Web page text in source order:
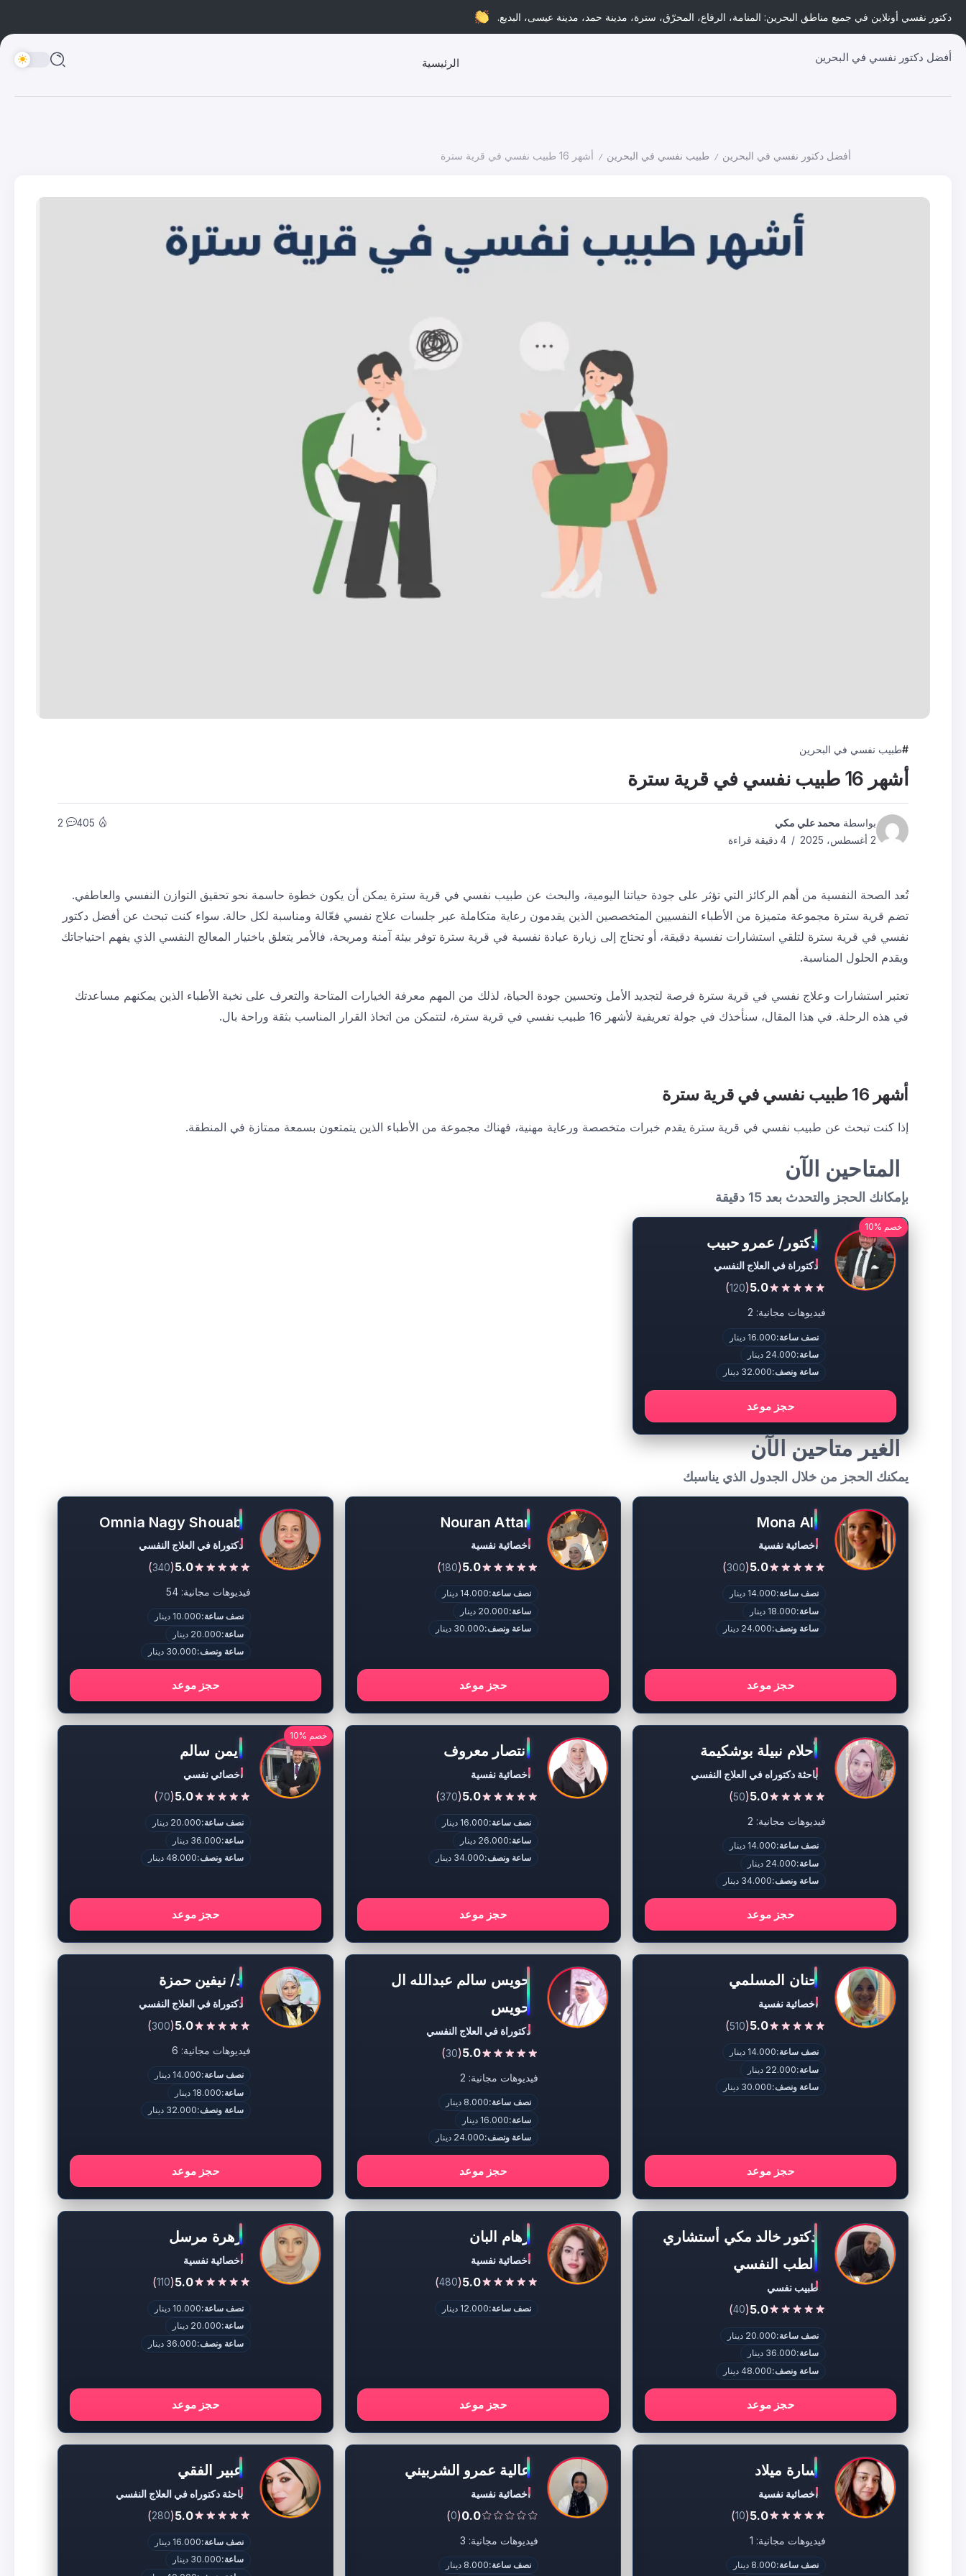
دكتور نفسي أونلاين في جميع مناطق البحرين: المنامة، الرفاع، المحرّق، سترة، مدينة حمد، مدينة عيسى، البديع.
أفضل دكتور نفسي في البحرين الرئيسية
أفضل دكتور نفسي في البحرين / طبيب نفسي في البحرين / أشهر 16 طبيب نفسي في قرية سترة
طبيب نفسي في البحرين
أشهر 16 طبيب نفسي في قرية سترة
بواسطة محمد علي مكي
2 أغسطس، 2025
405
2
تُعد الصحة النفسية من أهم الركائز التي تؤثر على جودة حياتنا اليومية، والبحث عن طبيب نفسي في قرية سترة يمكن أن يكون خطوة حاسمة نحو تحقيق التوازن النفسي والعاطفي.
تضم قرية سترة مجموعة متميزة من الأطباء النفسيين المتخصصين الذين يقدمون رعاية متكاملة عبر جلسات علاج نفسي فعّالة ومناسبة لكل حالة. سواء كنت تبحث عن أفضل دكتور
نفسي في قرية سترة لتلقي استشارات نفسية دقيقة، أو تحتاج إلى زيارة عيادة نفسية في قرية سترة توفر بيئة آمنة ومريحة، فالأمر يتعلق باختيار المعالج النفسي الذي يفهم احتياجاتك
ويقدم الحلول المناسبة.
تعتبر استشارات وعلاج نفسي في قرية سترة فرصة لتجديد الأمل وتحسين جودة الحياة، لذلك من المهم معرفة الخيارات المتاحة والتعرف على نخبة الأطباء الذين يمكنهم مساعدتك
في هذه الرحلة. في هذا المقال، سنأخذك في جولة تعريفية لأشهر 16 طبيب نفسي في قرية سترة، لتتمكن من اتخاذ القرار المناسب بثقة وراحة بال.
أشهر 16 طبيب نفسي في قرية سترة
إذا كنت تبحث عن طبيب نفسي في قرية سترة يقدم خبرات متخصصة ورعاية مهنية، فهناك مجموعة من الأطباء الذين يتمتعون بسمعة ممتازة في المنطقة.
المتاحين الآن
بإمكانك الحجز والتحدث بعد 15 دقيقة
خصم %10
دكتور/ عمرو حبيب
دكتوراة في العلاج النفسي
5.0
(
120
)
فيديوهات مجانية: 2
نصف ساعة:16.000 دينار
ساعة:24.000 دينار
ساعة ونصف:32.000 دينار
حجز موعد
الغير متاحين الآن
يمكنك الحجز من خلال الجدول الذي يناسبك
Mona Ali
اخصائية نفسية
5.0
(
300
)
نصف ساعة:14.000 دينار
ساعة:18.000 دينار
ساعة ونصف:24.000 دينار
حجز موعد
Nouran Attar
اخصائية نفسية
5.0
(
180
)
نصف ساعة:14.000 دينار
ساعة:20.000 دينار
ساعة ونصف:30.000 دينار
حجز موعد
Omnia Nagy Shouab
دكتوراة في العلاج النفسي
5.0
(
340
)
فيديوهات مجانية: 54
نصف ساعة:10.000 دينار
ساعة:20.000 دينار
ساعة ونصف:30.000 دينار
حجز موعد
أحلام نبيلة بوشكيمة
باحثة دكتوراه في العلاج النفسي
5.0
(
50
)
فيديوهات مجانية: 2
نصف ساعة:14.000 دينار
ساعة:24.000 دينار
ساعة ونصف:34.000 دينار
حجز موعد
انتصار معروف
اخصائية نفسية
5.0
(
370
)
نصف ساعة:16.000 دينار
ساعة:26.000 دينار
ساعة ونصف:34.000 دينار
حجز موعد
خصم %10
ايمن سالم
اخصائي نفسي
5.0
(
70
)
نصف ساعة:20.000 دينار
ساعة:36.000 دينار
ساعة ونصف:48.000 دينار
حجز موعد
حنان المسلمي
اخصائية نفسية
5.0
(
510
)
نصف ساعة:14.000 دينار
ساعة:22.000 دينار
ساعة ونصف:30.000 دينار
حجز موعد
حويس سالم عبدالله ال
حويس
دكتوراة في العلاج النفسي
5.0
(
30
)
فيديوهات مجانية: 2
نصف ساعة:8.000 دينار
ساعة:16.000 دينار
ساعة ونصف:24.000 دينار
حجز موعد
د/ نيفين حمزة
دكتوراة في العلاج النفسي
5.0
(
300
)
فيديوهات مجانية: 6
نصف ساعة:14.000 دينار
ساعة:18.000 دينار
ساعة ونصف:32.000 دينار
حجز موعد
دكتور خالد مكي أستشاري
الطب النفسي
طبيب نفسي
5.0
(
40
)
نصف ساعة:20.000 دينار
ساعة:36.000 دينار
ساعة ونصف:48.000 دينار
حجز موعد
رهام البان
اخصائية نفسية
5.0
(
480
)
نصف ساعة:12.000 دينار
حجز موعد
زهرة مرسل
اخصائية نفسية
5.0
(
110
)
نصف ساعة:10.000 دينار
ساعة:20.000 دينار
ساعة ونصف:36.000 دينار
حجز موعد
سارة ميلاد
اخصائية نفسية
5.0
(
10
)
فيديوهات مجانية: 1
نصف ساعة:8.000 دينار
عالية عمرو الشربيني
اخصائية نفسية
0.0
(
0
)
فيديوهات مجانية: 3
نصف ساعة:8.000 دينار
عبير الفقي
باحثة دكتوراه في العلاج النفسي
5.0
(
280
)
نصف ساعة:16.000 دينار
ساعة:30.000 دينار